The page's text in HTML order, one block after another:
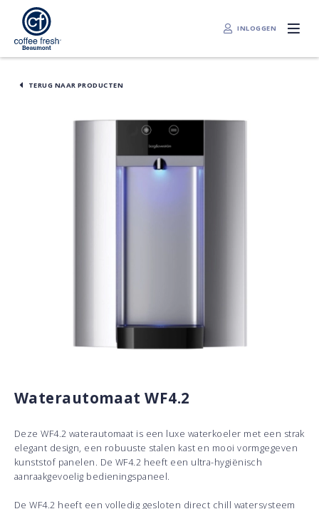
INLOGGEN
TERUG NAAR PRODUCTEN
Waterautomaat WF4.2
Deze WF4.2 waterautomaat is een luxe waterkoeler met een strak
elegant design, een robuuste stalen kast en mooi vormgegeven
kunststof panelen. De WF4.2 heeft een ultra-hygiënisch
aanraakgevoelig bedieningspaneel.
De WF4.2 heeft een volledig gesloten direct chill watersysteem